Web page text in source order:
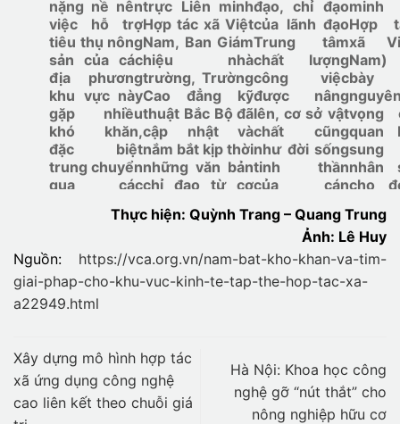
nặng nề nên
việc hỗ trợ
tiêu thụ nông
sản của các
địa phương
khu vực này
gặp nhiều
khó khăn,
đặc biệt
trung chuyển
qua các
như ô tô qua
dịch.
trực Liên minh
Hợp tác xã Việt
Nam, Ban Giám
hiệu nhà
trường, Trường
Cao đẳng kỹ
thuật Bắc Bộ đã
cập nhật và
nắm bắt kịp thời
những văn bản
chỉ đạo từ cơ
Hợp tác xã Việt
đạo, chỉ đạo
của lãnh đạo
Trung tâm
chất lượng
công việc
được nâng
lên, cơ sở vật
chất cũng
như đời sống
tinh thần
của cán
Trung tâm
cũng được
cải thiện.
minh
Hợp
xã
Nam)
bày
vọng
quan
sung
nhân
cho
giảm
công
việc
cán
hiện
Thực hiện: Quỳnh Trang – Quang Trung
Ảnh: Lê Huy
Nguồn: https://vca.org.vn/nam-bat-kho-khan-va-tim-
giai-phap-cho-khu-vuc-kinh-te-tap-the-hop-tac-xa-
a22949.html
Xây dựng mô hình hợp tác
xã ứng dụng công nghệ
cao liên kết theo chuỗi giá
Hà Nội: Khoa học công
nghệ gỡ “nút thắt” cho
nông nghiệp hữu cơ